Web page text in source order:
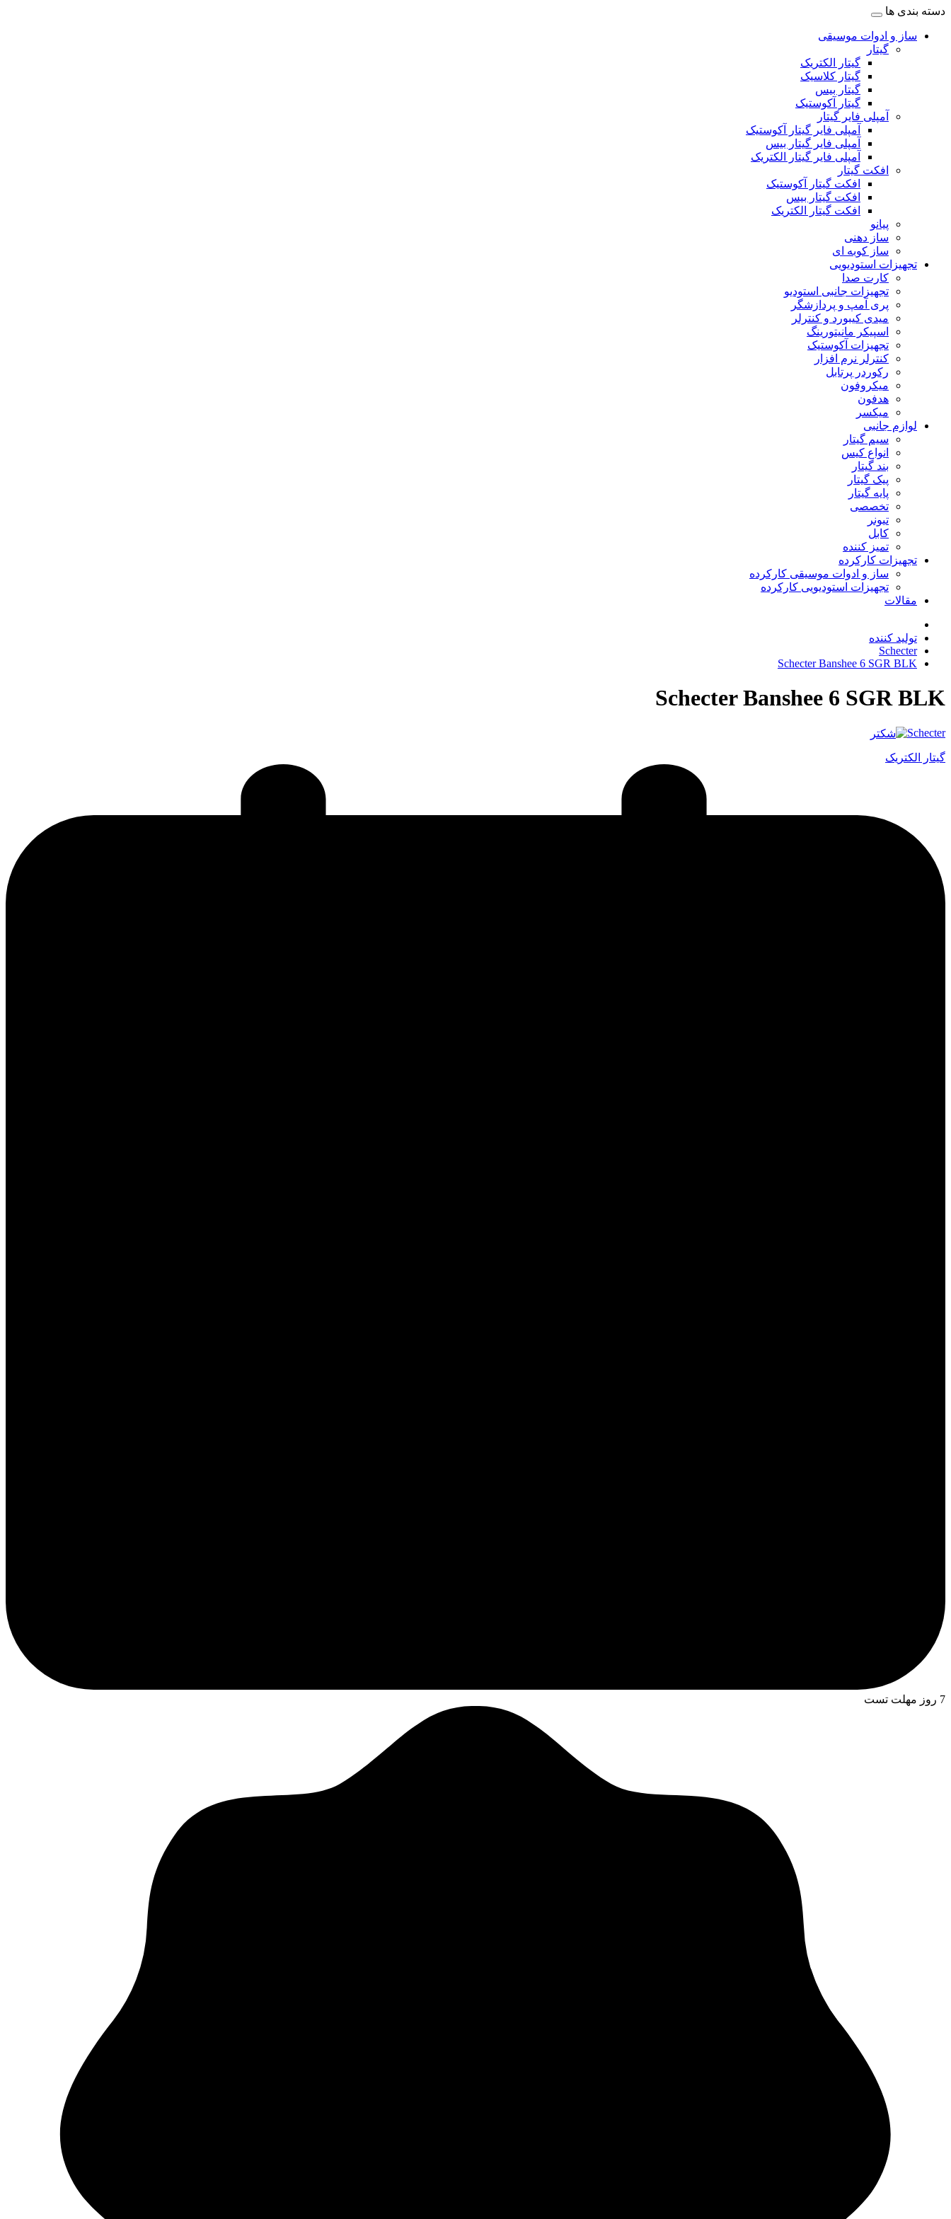
دسته بندی ها
ساز و ادوات موسیقی
گیتار
گیتار الکتریک
گیتار کلاسیک
گیتار بیس
گیتار آکوستیک
آمپلی فایر گیتار
آمپلی فایر گیتار آکوستیک
آمپلی فایر گیتار بیس
آمپلی فایر گیتار الکتریک
افکت گیتار
افکت گیتار آکوستیک
افکت گیتار بیس
افکت گیتار الکتریک
پیانو
ساز دهنی
ساز کوبه ای
تجهیزات استودیویی
کارت صدا
تجهیزات جانبی استودیو
پری آمپ و پردازشگر
میدی کیبورد و کنترلر
اسپیکر مانیتورینگ
تجهیزات آکوستیک
کنترلر نرم افزار
رکوردر پرتابل
میکروفون
هدفون
میکسر
لوازم جانبی
سیم گیتار
انواع کیس
بند گیتار
پیک گیتار
پایه گیتار
تخصصی
تیونر
کابل
تمیز کننده
تجهیزات کارکرده
ساز و ادوات موسیقی کارکرده
تجهیزات استودیویی کارکرده
مقالات
تولید کننده
Schecter
Schecter Banshee 6 SGR BLK
Schecter Banshee 6 SGR BLK
Schecter
گیتار الکتریک
7 روز مهلت تست